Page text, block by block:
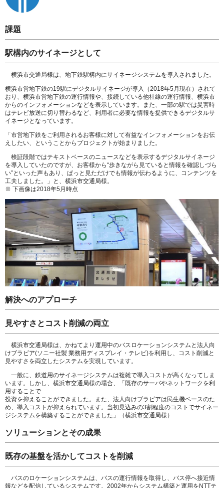
課題
駅構内のサイネージとして
横浜市交通局様は、地下鉄駅構内にサイネージシステムを導入されました。
横浜市営地下鉄の19駅にデジタルサイネージが導入（2018年5月現在）されて
おり、横浜市営地下鉄の運行情報や、接続している他社線の運行情報、横浜市
からのインフォメーションなどを表示しています。また、一部の駅では災害時
はテレビ放送に切り替わるなど、利用者に必要な情報を提供できるデジタルサ
イネージとなっています。
「市営地下鉄をご利用されるお客様に対して有益なインフォメーションをお伝
えしたい、ということからプロジェクトが始まりました。
検証段階ではテキストベースのニュースなどを表示するデジタルサイネージ
を導入していたのですが、お客様から“歩きながら見ていると情報を確認しづら
い”といった声もあり、ぱっと見ただけでも情報が伝わるように、コンテンツを
工夫しました。」と、横浜市交通局様。
※ 下画像は2018年5月時点
解決へのアプローチ
見やすさとコスト削減の両立
横浜市交通局様は、かねてより運用中のバスロケーションシステムと法人向
けブラビア(ソニー社製 業務用ディスプレイ・テレビ)を利用し、コスト削減と
見やすさを両立したシステムを実現しています。
一般に、鉄道用のサイネージシステムは複雑で導入コストが高くなってしま
います。しかし、横浜市交通局様の場合、「既存のサーバやネットワークを利
用することで
投資を抑えることができました。また、法人向けブラビアは民生機ベースのた
め、導入コストが抑えられています。当初見込みの3割程度のコストでサイネー
ジシステムを構築することができました」（横浜市交通局様）
ソリューションとその成果
既存の基盤を活かしてコストを削減
バスのロケーションシステムは、バスの運行情報を取得し、バス停へ接近情
報などを配信しているシステムです。2002年からシステム構築と運用をNTTテ